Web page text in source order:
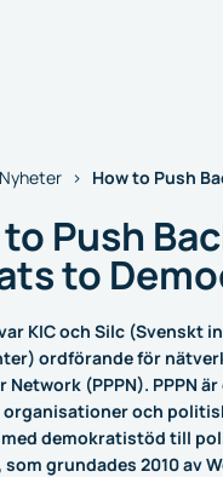
Nyheter How to Push
Push
to
KIC och Silc (Svenskt
ordförande för
Network (PPPN). PPPN
organisationer och
demokratistöd till
som grundades 2010 av